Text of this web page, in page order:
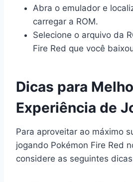
Abra o emulador e
carregar a ROM.
Selecione o arquivo da
Fire Red que você
Dicas para
Experiência de
Para aproveitar ao máximo
jogando Pokémon Fire Red
considere as seguintes